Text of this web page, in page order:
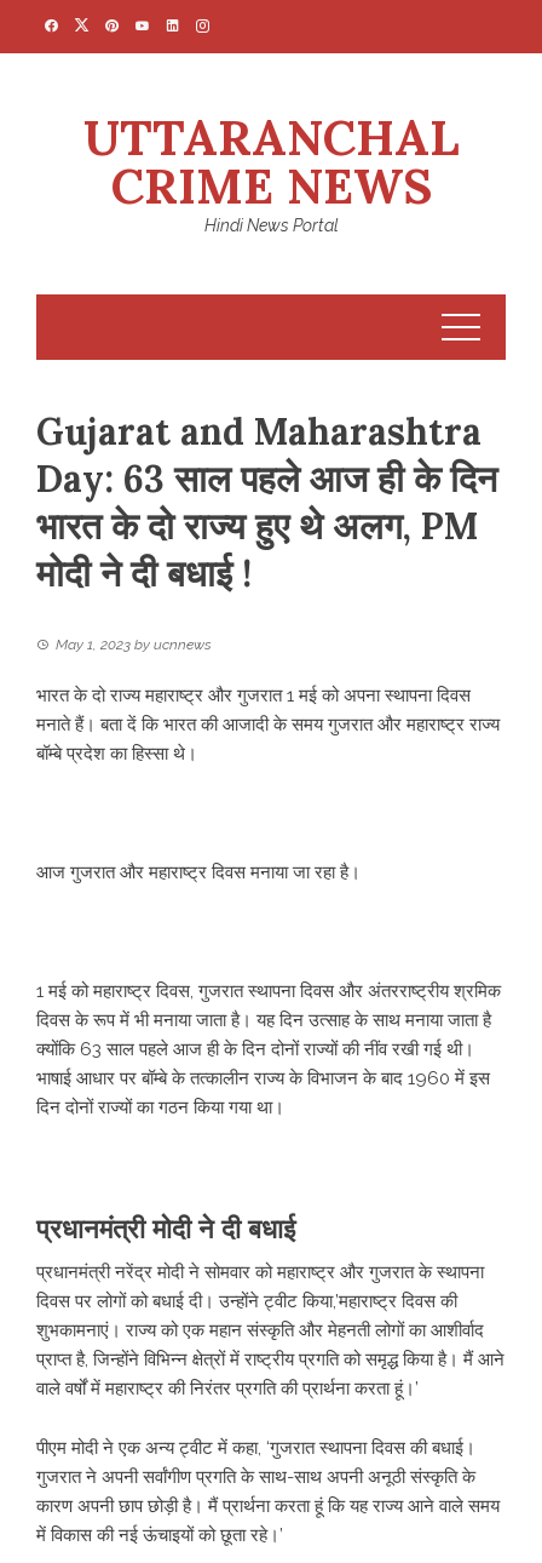
UTTARANCHAL
CRIME NEWS
Hindi News Portal
Gujarat and Maharashtra
Day: 63 साल पहले आज ही के दिन
भारत के दो राज्य हुए थे अलग, PM
मोदी ने दी बधाई !
May 1, 2023 by ucnnews
भारत के दो राज्य महाराष्ट्र और गुजरात 1 मई को अपना स्थापना दिवस
मनाते हैं। बता दें कि भारत की आजादी के समय गुजरात और महाराष्ट्र राज्य
बॉम्बे प्रदेश का हिस्सा थे।
आज गुजरात और महाराष्ट्र दिवस मनाया जा रहा है।
1 मई को महाराष्ट्र दिवस, गुजरात स्थापना दिवस और अंतरराष्ट्रीय श्रमिक
दिवस के रूप में भी मनाया जाता है। यह दिन उत्साह के साथ मनाया जाता है
क्योंकि 63 साल पहले आज ही के दिन दोनों राज्यों की नींव रखी गई थी।
भाषाई आधार पर बॉम्बे के तत्कालीन राज्य के विभाजन के बाद 1960 में इस
दिन दोनों राज्यों का गठन किया गया था।
प्रधानमंत्री मोदी ने दी बधाई
प्रधानमंत्री नरेंद्र मोदी ने सोमवार को महाराष्ट्र और गुजरात के स्थापना
दिवस पर लोगों को बधाई दी। उन्होंने ट्वीट किया,’महाराष्ट्र दिवस की
शुभकामनाएं। राज्य को एक महान संस्कृति और मेहनती लोगों का आशीर्वाद
प्राप्त है, जिन्होंने विभिन्न क्षेत्रों में राष्ट्रीय प्रगति को समृद्ध किया है। मैं आने
वाले वर्षों में महाराष्ट्र की निरंतर प्रगति की प्रार्थना करता हूं।’
पीएम मोदी ने एक अन्य ट्वीट में कहा, ‘गुजरात स्थापना दिवस की बधाई।
गुजरात ने अपनी सर्वांगीण प्रगति के साथ-साथ अपनी अनूठी संस्कृति के
कारण अपनी छाप छोड़ी है। मैं प्रार्थना करता हूं कि यह राज्य आने वाले समय
में विकास की नई ऊंचाइयों को छूता रहे।’